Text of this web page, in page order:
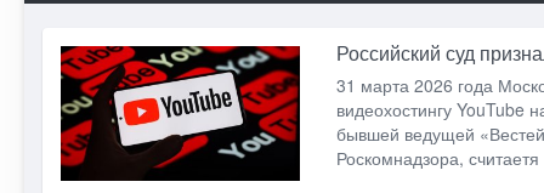
Российский суд
31 марта 2026 года
видеохостингу YouTube
бывшей ведущей
Роскомнадзора,